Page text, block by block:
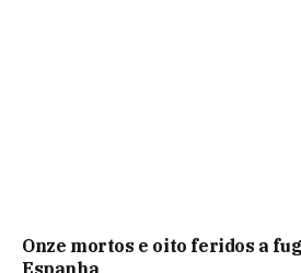
Onze mortos e oito feridos a